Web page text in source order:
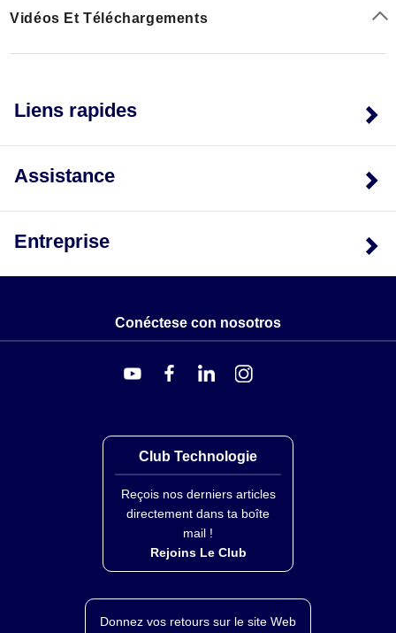
Vidéos Et Téléchargements
Liens rapides
Assistance
Entreprise
Conéctese con nosotros
Club Technologie
Reçois nos derniers articles
directement dans ta boîte
mail !
Rejoins Le Club
Donnez vos retours sur le site Web